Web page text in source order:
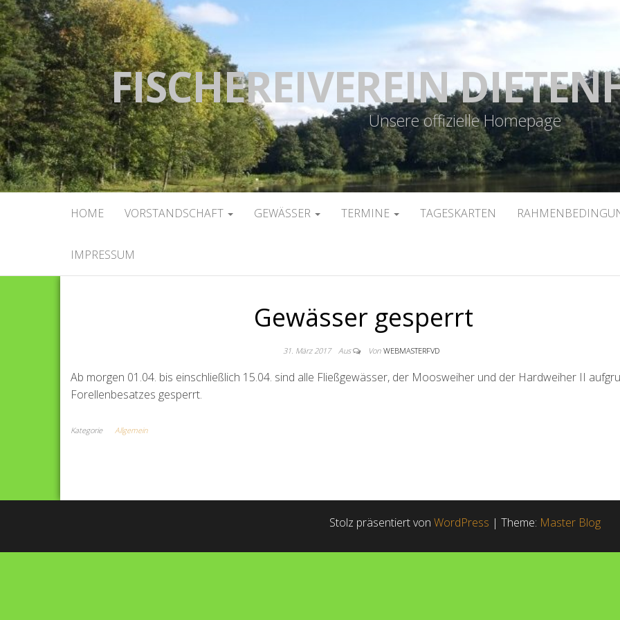
FISCHEREIVEREIN
Unsere offizielle Homepage
HOME VORSTANDSCHAFT GEWÄSSER TERMINE TAGESKARTEN
IMPRESSUM
Gewässer gesperrt
31. März 2017 Aus Von WEBMASTERFVD
Ab morgen 01.04. bis einschließlich 15.04. sind alle Fließgewässer, der Moosweiher und der Hardweiher II
Forellenbesatzes gesperrt.
Kategorie Allgemein
Stolz präsentiert von WordPress | Theme: Master Blog